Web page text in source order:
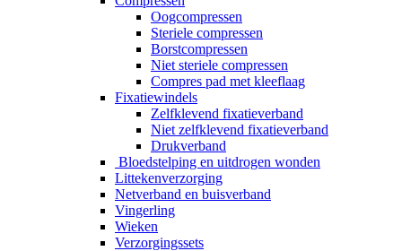
Oogcompressen
Steriele compressen
Borstcompressen
Niet steriele compressen
Compres pad met kleeflaag
Fixatiewindels
Zelfklevend fixatieverband
Niet zelfklevend fixatieverband
Drukverband
Bloedstelping en uitdrogen wonden
Littekenverzorging
Netverband en buisverband
Vingerling
Wieken
Verzorgingssets